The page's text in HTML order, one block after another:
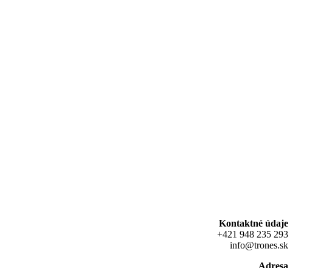
Kontaktné údaje
+421 948 235 293
info@trones.sk
Adresa